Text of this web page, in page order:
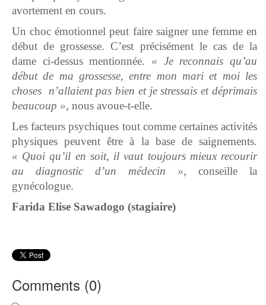
avortement en cours.
Un choc émotionnel peut faire saigner une femme en
début de grossesse. C’est précisément le cas de la
dame ci-dessus mentionnée. « Je reconnais qu’au
début de ma grossesse, entre mon mari et moi les
choses n’allaient pas bien et je stressais et déprimais
beaucoup », nous avoue-t-elle.
Les facteurs psychiques tout comme certaines activités
physiques peuvent être à la base de saignements.
« Quoi qu’il en soit, il vaut toujours mieux recourir
au diagnostic d’un médecin », conseille la
gynécologue.
Farida Elise Sawadogo (stagiaire)
Comments (0)